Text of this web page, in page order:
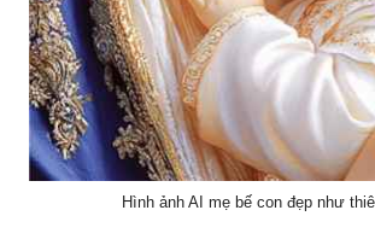
Hình ảnh AI mẹ bế con đẹp như